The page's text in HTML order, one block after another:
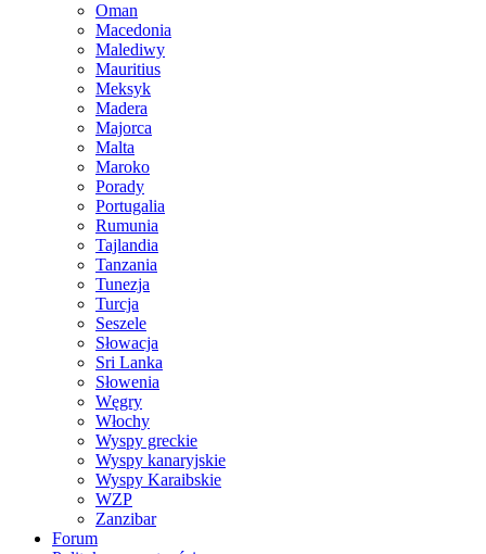
Oman
Macedonia
Malediwy
Mauritius
Meksyk
Madera
Majorca
Malta
Maroko
Porady
Portugalia
Rumunia
Tajlandia
Tanzania
Tunezja
Turcja
Seszele
Słowacja
Sri Lanka
Słowenia
Węgry
Włochy
Wyspy greckie
Wyspy kanaryjskie
Wyspy Karaibskie
WZP
Zanzibar
Forum